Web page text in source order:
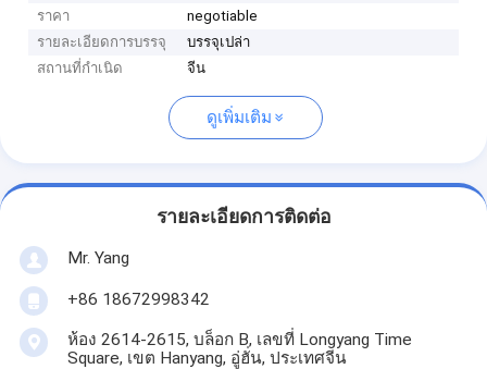
ราคา
negotiable
รายละเอียดการบรรจุ
บรรจุเปล่า
สถานที่กำเนิด
จีน
ดูเพิ่มเติม
รายละเอียดการติดต่อ
Mr. Yang
+86 18672998342
ห้อง 2614-2615, บล็อก B, เลขที่ Longyang Time
Square, เขต Hanyang, อู่ฮั่น, ประเทศจีน